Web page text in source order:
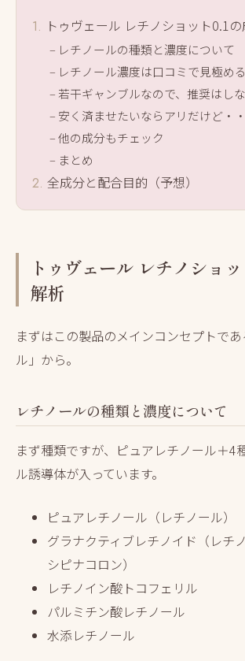
トゥヴェール レチノショット0.1
レチノールの種類と濃度について
レチノール濃度は口コミで見極める
若干ギャンブルなので、推奨はし
安く済ませたいならアリだけど・・
他の成分もチェック
まとめ
全成分と配合目的（予想）
トゥヴェール レチノショ
解析
まずはこの製品のメインコンセプトで
ル」から。
レチノールの種類と濃度について
まず種類ですが、ピュアレチノール＋4
ル誘導体が入っています。
ピュアレチノール（レチノール）
グラナクティブレチノイド（レチ
シピナコロン）
レチノイン酸トコフェリル
パルミチン酸レチノール
水添レチノール